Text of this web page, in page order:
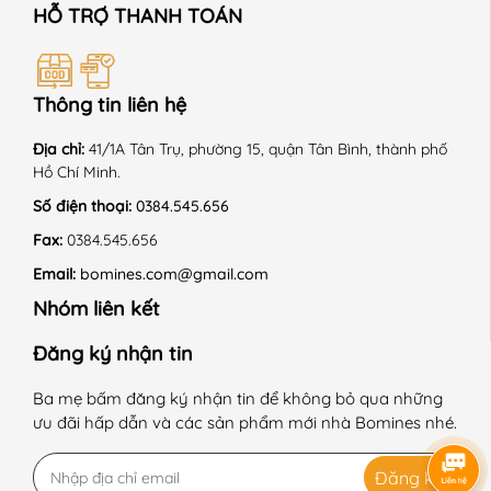
📍 HOÀN CẢNH SỬ DỤNG:
học, dạo chơi, đi tiệc.
+ Thời tiết phù hợp: mùa xuân - hè.
+ Phơi trong bóng mát.
+ Sấy thùng chế độ nhẹ nhàng.
HỖ TRỢ THANH TOÁN
Thông tin liên hệ
Địa chỉ: 41/1A Tân Trụ, phường 15, quận Tân Bình, thành phố
Hồ Chí Minh.
Số điện thoại: 0384.545.656
Fax: 0384.545.656
Email: bomines.com@gmail.com
Nhóm liên kết
Đăng ký nhận tin
Ba mẹ bấm đăng ký nhận tin để không bỏ qua những
ưu đãi hấp dẫn và các sản phẩm mới nhà Bomines nhé.
Đăng ký